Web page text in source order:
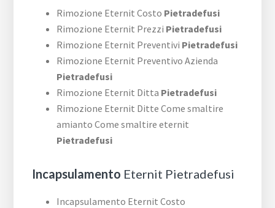
Rimozione Eternit Costo Pietradefusi
Rimozione Eternit Prezzi Pietradefusi
Rimozione Eternit Preventivi Pietradefusi
Rimozione Eternit Preventivo Azienda
Pietradefusi
Rimozione Eternit Ditta Pietradefusi
Rimozione Eternit Ditte Come smaltire
amianto Come smaltire eternit
Pietradefusi
Incapsulamento Eternit Pietradefusi
Incapsulamento Eternit Costo